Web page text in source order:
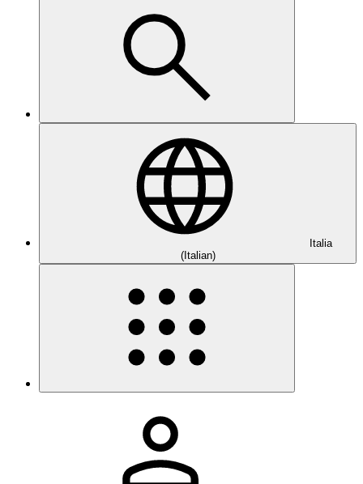
Italia
(Italian)